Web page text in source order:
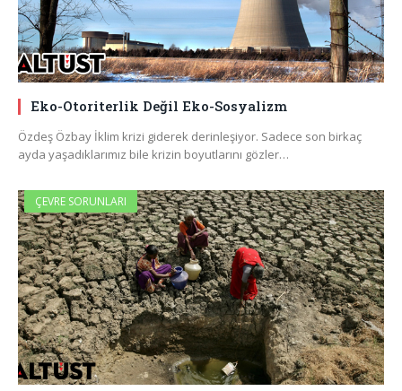
Eko-Otoriterlik Değil Eko-Sosyalizm
Özdeş Özbay İklim krizi giderek derinleşiyor. Sadece son birkaç
ayda yaşadıklarımız bile krizin boyutlarını gözler…
ÇEVRE SORUNLARI